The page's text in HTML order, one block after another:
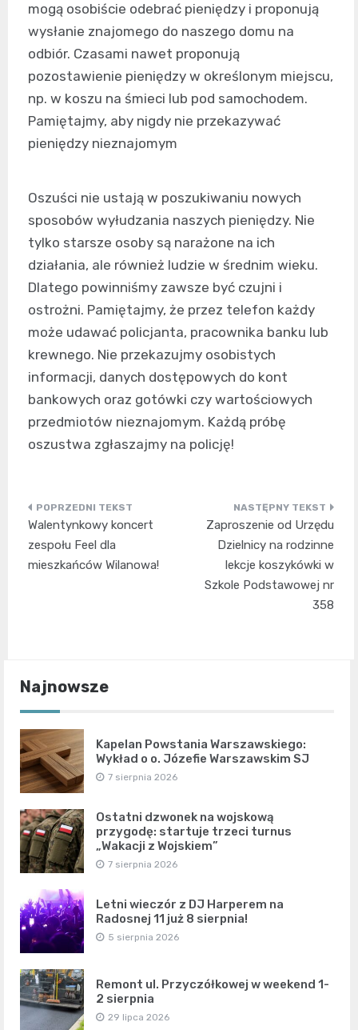
mogą osobiście odebrać pieniędzy i proponują
wysłanie znajomego do naszego domu na
odbiór. Czasami nawet proponują
pozostawienie pieniędzy w określonym miejscu,
np. w koszu na śmieci lub pod samochodem.
Pamiętajmy, aby nigdy nie przekazywać
pieniędzy nieznajomym
Oszuści nie ustają w poszukiwaniu nowych
sposobów wyłudzania naszych pieniędzy. Nie
tylko starsze osoby są narażone na ich
działania, ale również ludzie w średnim wieku.
Dlatego powinniśmy zawsze być czujni i
ostrożni. Pamiętajmy, że przez telefon każdy
może udawać policjanta, pracownika banku lub
krewnego. Nie przekazujmy osobistych
informacji, danych dostępowych do kont
bankowych oraz gotówki czy wartościowych
przedmiotów nieznajomym. Każdą próbę
oszustwa zgłaszajmy na policję!
Nawigacja
wpisu
Walentynkowy koncert
zespołu Feel dla
mieszkańców Wilanowa!
Zaproszenie od Urzędu
Dzielnicy na rodzinne
lekcje koszykówki w
Szkole Podstawowej nr
358
Najnowsze
Kapelan Powstania Warszawskiego:
Wykład o o. Józefie Warszawskim SJ
7 sierpnia 2026
Ostatni dzwonek na wojskową
przygodę: startuje trzeci turnus
„Wakacji z Wojskiem”
7 sierpnia 2026
Letni wieczór z DJ Harperem na
Radosnej 11 już 8 sierpnia!
5 sierpnia 2026
Remont ul. Przyczółkowej w weekend 1-
2 sierpnia
29 lipca 2026